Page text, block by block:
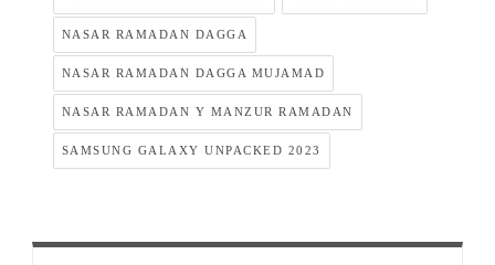
NASAR RAMADAN DAGGA
NASAR RAMADAN DAGGA MUJAMAD
NASAR RAMADAN Y MANZUR RAMADAN
SAMSUNG GALAXY UNPACKED 2023